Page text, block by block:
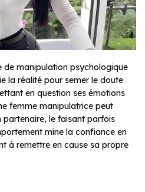
de manipulation psychologique
la réalité pour semer le doute
en question ses émotions
femme manipulatrice peut
partenaire, le faisant parfois
mine la confiance en
à remettre en cause sa propre